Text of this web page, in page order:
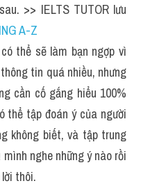
>> IELTS TUTOR lưu
A-Z
thể sẽ làm bạn ngợp vì
tin quá nhiều, nhưng
cần cố gắng hiểu 100%
thể tập đoán ý của người
không biết, và tập trung
nghe những ý nào rồi
thôi.